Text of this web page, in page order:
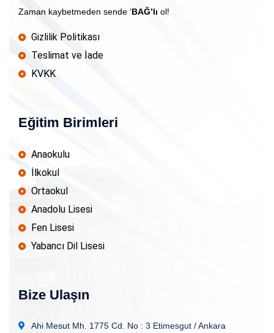
Zaman kaybetmeden sende ‘BAĞ’lı ol!
Gizlilik Politikası
Teslimat ve İade
KVKK
Eğitim Birimleri
Anaokulu
İlkokul
Ortaokul
Anadolu Lisesi
Fen Lisesi
Yabancı Dil Lisesi
Bize Ulaşın
Ahi Mesut Mh. 1775 Cd. No : 3 Etimesgut / Ankara